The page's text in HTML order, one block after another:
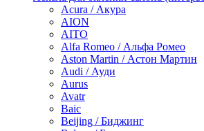
Acura / Акура
AION
AITO
Alfa Romeo / Альфа Ромео
Aston Martin / Астон Мартин
Audi / Ауди
Aurus
Avatr
Baic
Beijing / Биджинг